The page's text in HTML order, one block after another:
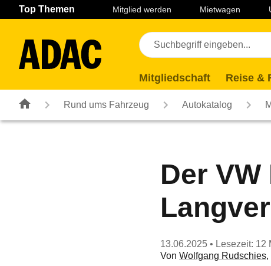
Navigation Seiteninhalt Fußzeile
Top Themen Mitglied werden Mietwagen
Mitgliedschaft Reise &
Rund ums Fahrzeug Autokatalog
Der
13.06.2025 • Lesezeit: 12
Von Wolfgang Rudschies,